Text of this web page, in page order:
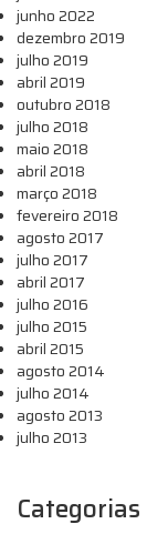
junho 2022
dezembro 2019
julho 2019
abril 2019
outubro 2018
julho 2018
maio 2018
abril 2018
março 2018
fevereiro 2018
agosto 2017
julho 2017
abril 2017
julho 2016
julho 2015
abril 2015
agosto 2014
julho 2014
agosto 2013
julho 2013
Categorias